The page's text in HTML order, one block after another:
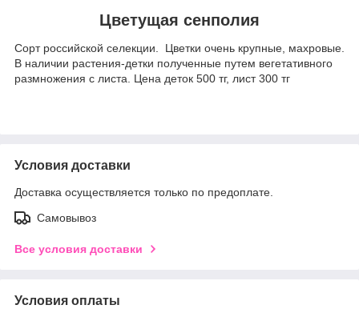
Цветущая сенполия
Сорт российской селекции. Цветки очень крупные, махровые.
В наличии растения-детки полученные путем вегетативного
размножения с листа. Цена деток 500 тг, лист 300 тг
Условия доставки
Доставка осуществляется только по предоплате.
Самовывоз
Все условия доставки
Условия оплаты